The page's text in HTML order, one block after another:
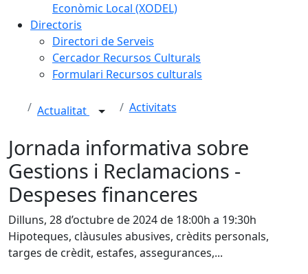
Econòmic Local (XODEL)
Directoris
Directori de Serveis
Cercador Recursos Culturals
Formulari Recursos culturals
Actualitat Activitats
Jornada informativa sobre
Gestions i Reclamacions -
Despeses financeres
Dilluns, 28 d’octubre de 2024 de 18:00h a 19:30h
Hipoteques, clàusules abusives, crèdits personals,
targes de crèdit, estafes, assegurances,...